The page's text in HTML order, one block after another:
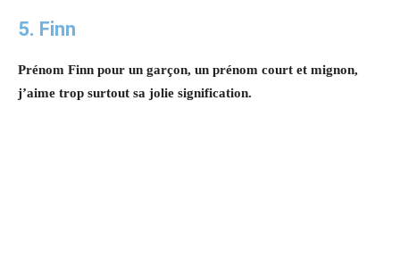
5. Finn
Prénom Finn pour un garçon, un prénom court et mignon,
j’aime trop surtout sa jolie signification.